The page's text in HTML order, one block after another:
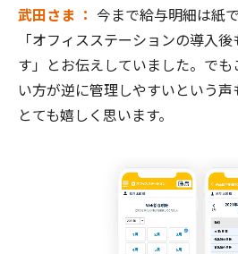
武田さま ： 今まで給与明細は紙
「オフィスステーションの導入
す」とお伝えしていました。で
い方が逆に管理しやすいという声
とても嬉しく思います。